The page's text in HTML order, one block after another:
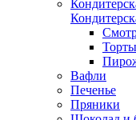
Торты
Вафли
Печенье
Пряники